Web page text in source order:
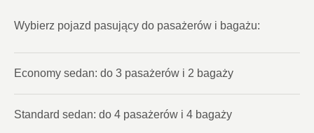
Wybierz pojazd pasujący do pasażerów i bagażu:
Economy sedan: do 3 pasażerów i 2 bagaży
Standard sedan: do 4 pasażerów i 4 bagaży